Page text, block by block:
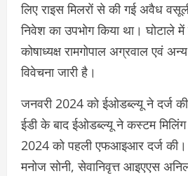
लिए राइस मिलराें से की गई अवैध
निवेश का उपभोग किया था। घोटाले
कोषाध्यक्ष रामगोपाल अग्रवाल एवं
विवेचना जारी है।
जनवरी 2024 को ईओडब्ल्यू ने दर्ज
ईडी के बाद ईओडब्ल्यू ने कस्टम
2024 को पहली एफआइआर दर्ज की।
मनोज सोनी, सेवानिवृत्त आइएएस